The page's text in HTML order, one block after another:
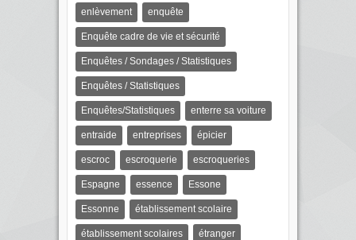
enlèvement enquête
Enquête cadre de vie et sécurité
Enquêtes / Sondages / Statistiques
Enquêtes / Statistiques
Enquêtes/Statistiques enterre sa voiture
entraide entreprises épicier
escroc escroquerie escroqueries
Espagne essence Essone
Essonne établissement scolaire
établissement scolaires étranger